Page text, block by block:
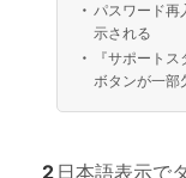
・ パスワード再
示される
・
『サポート
ボタンが一部
2 日本語表示で